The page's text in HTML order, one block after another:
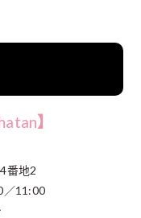
】
番地2
／11:00